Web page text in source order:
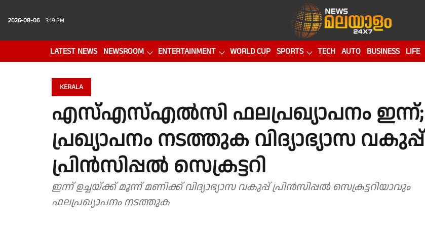
2026-08-06 3:19 PM
LATEST NEWS NEWSROOM ENTERTAINMENT WORLD CUP SPORTS TECH AUTO BUSINESS LIFE
KERALA
എസ്എസ്എൽസി ഫലപ്രഖ്യാപനം ഇന്ന്;
പ്രഖ്യാപനം നടത്തുക വിദ്യാഭ്യാസ വകുപ്പ്
പ്രിൻസിപ്പൽ സെക്രട്ടറി
ഇന്ന് ഉച്ചയ്ക്ക് മൂന്ന് മണിക്ക് വിദ്യാഭ്യാസ വകുപ്പ് പ്രിൻസിപ്പൽ സെക്രട്ടറിയാവും
ഫലപ്രഖ്യാപനം നടത്തുക